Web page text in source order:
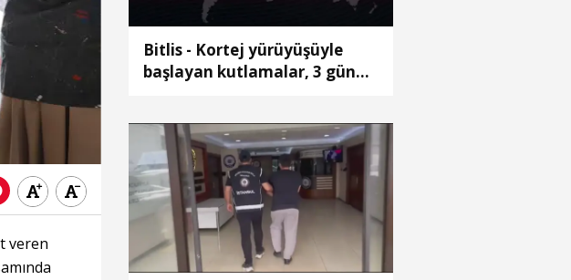
veren
Bitlis - Kortej yürüyüşüyle
başlayan kutlamalar, 3 gün